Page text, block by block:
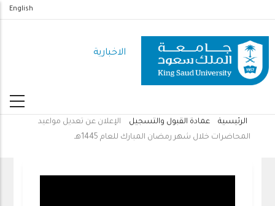
المحتوى
الرئيسي
English
الاخبارية
مسار
الرئيسية عمادة القبول والتسجيل
الإعلان عن تعديل مواعيد
المحاضرات خلال شهر رمضان المبارك للعام 1445هـ